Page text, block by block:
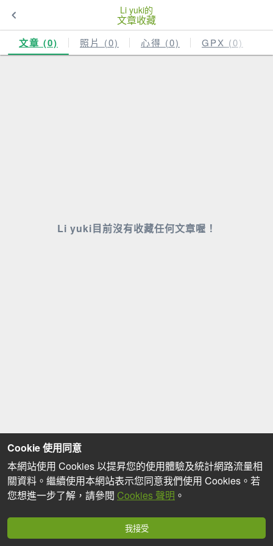
Li yuki的
文章收藏
文章 (0) 照片 (0) 心得 (0) GPX (0)
Li yuki目前沒有收藏任何文章喔！
Cookie 使用同意
本網站使用 Cookies 以提昇您的使用體驗及統計網路流量相
關資料。繼續使用本網站表示您同意我們使用 Cookies。若
您想進一步了解，請參閱 Cookies 聲明 。
我接受